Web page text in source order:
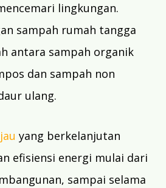
lingkungan.
sampah rumah tangga
antara sampah organik
dan sampah non
ulang.
yang berkelanjutan
efisiensi energi mulai dari
sampai selama